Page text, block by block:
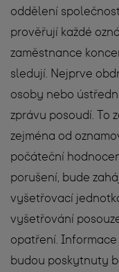
oddělení
prověřují každé
zaměstnance
sledují. Nejprve
osoby nebo
zprávu posoudí. To
zejména od
počáteční
porušení, bude
vyšetřovací
vyšetřování
opatření.
budou poskytnuty